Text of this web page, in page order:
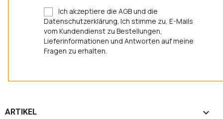
Ich akzeptiere die AGB und die
Datenschutzerklärung. Ich stimme zu, E-Mails
vom Kundendienst zu Bestellungen,
Lieferinformationen und Antworten auf meine
Fragen zu erhalten.
ARTIKEL 